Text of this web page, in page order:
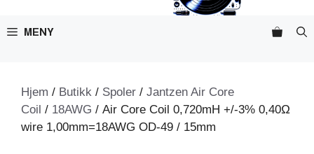
MENY
Hjem / Butikk / Spoler / Jantzen Air Core
Coil / 18AWG / Air Core Coil 0,720mH +/-3% 0,40Ω
wire 1,00mm=18AWG OD-49 / 15mm